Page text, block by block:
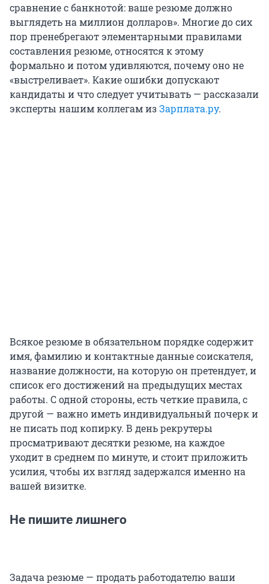
сравнение с банкнотой: ваше резюме должно
выглядеть на миллион долларов». Многие до сих
пор пренебрегают элементарными правилами
составления резюме, относятся к этому
формально и потом удивляются, почему оно не
«выстреливает». Какие ошибки допускают
кандидаты и что следует учитывать — рассказали
эксперты нашим коллегам изЗарплата.ру.
Всякое резюме в обязательном порядке содержит
имя, фамилию и контактные данные соискателя,
название должности, на которую он претендует, и
список его достижений на предыдущих местах
работы. С одной стороны, есть четкие правила, c
другой — важно иметь индивидуальный почерк и
не писать под копирку. В день рекрутеры
просматривают десятки резюме, на каждое
уходит в среднем по минуте, и стоит приложить
усилия, чтобы их взгляд задержался именно на
вашей визитке.
Не пишите лишнего
Задача резюме — продать работодателю ваши